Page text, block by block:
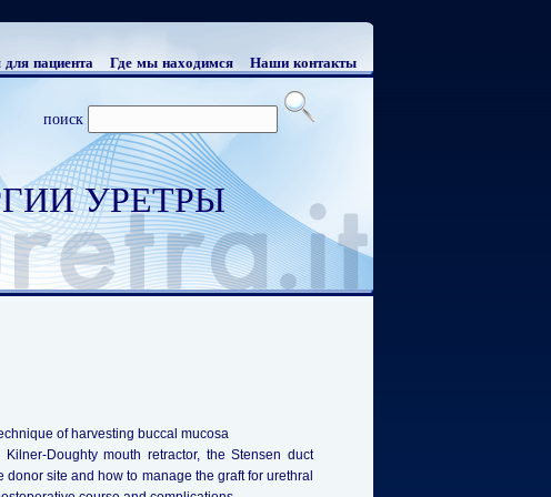
Наши контакты
Где мы находимся
пациента
поиск
УРЕТРЫ
of harvesting buccal mucosa
Doughty mouth retractor, the Stensen duct
site and how to manage the graft for urethral